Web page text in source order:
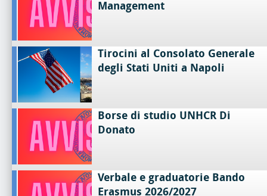
Management
Tirocini al Consolato Generale
degli Stati Uniti a Napoli
Borse di studio UNHCR Di
Donato
Verbale e graduatorie Bando
Erasmus 2026/2027